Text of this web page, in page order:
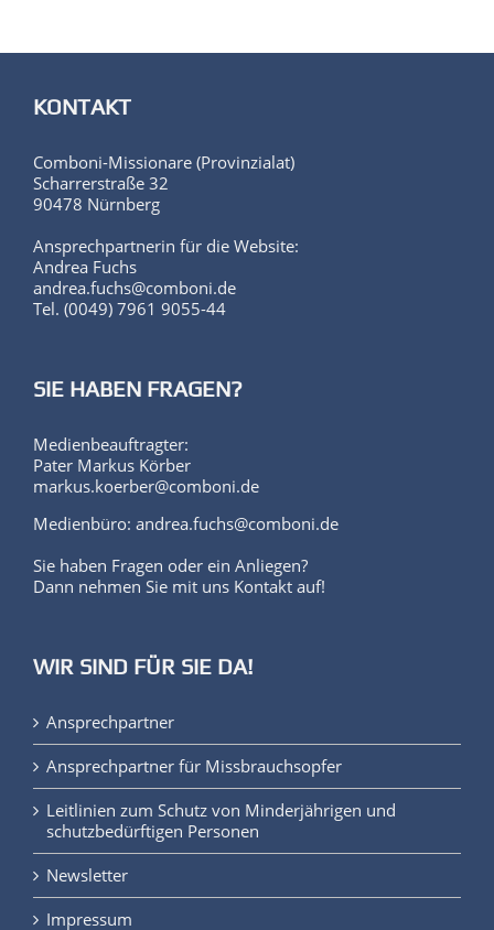
KONTAKT
Comboni-Missionare (Provinzialat)
Scharrerstraße 32
90478 Nürnberg
Ansprechpartnerin für die Website:
Andrea Fuchs
andrea.fuchs@comboni.de
Tel. (0049) 7961 9055-44
SIE HABEN FRAGEN?
Medienbeauftragter:
Pater Markus Körber
markus.koerber@comboni.de
Medienbüro: andrea.fuchs@comboni.de
Sie haben Fragen oder ein Anliegen?
Dann nehmen Sie mit uns Kontakt auf!
WIR SIND FÜR SIE DA!
Ansprechpartner
Ansprechpartner für Missbrauchsopfer
Leitlinien zum Schutz von Minderjährigen und
schutzbedürftigen Personen
Newsletter
Impressum